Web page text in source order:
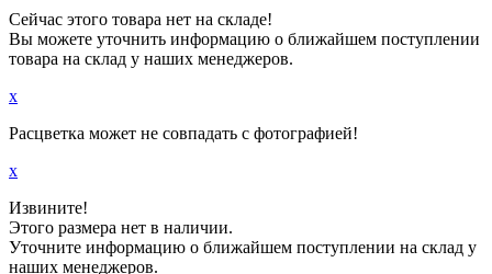
Сейчас этого товара нет на складе!
Вы можете уточнить информацию о ближайшем поступлении
товара на склад у наших менеджеров.
x
Расцветка может не совпадать с фотографией!
x
Извините!
Этого размера нет в наличии.
Уточните информацию о ближайшем поступлении на склад у
наших менеджеров.